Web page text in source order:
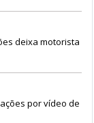
deixa motorista
por vídeo de